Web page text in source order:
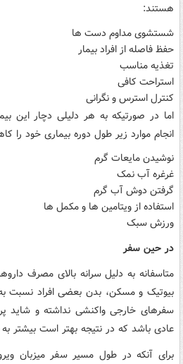
هستند:
شستشوی مداوم دست ها
حفظ فاصله از افراد بیمار
تغذیه مناسب
استراحت کافی
کنترل استرس و نگرانی
اما در صورتیکه به هر دلیلی دچار این
انجام موارد زیر طول دوره بیماری خود را
نوشیدن مایعات گرم
غرغره آب نمک
گرفتن دوش آب گرم
استفاده از ویتامین ها و مکمل ها
ورزش سبک
در حین سفر
متاسفانه به دلیل سرانه بالای مصرف
بیوتیک و مسکن، بدن بعضی افراد نسبت
سفرهای خارجی واکنشی نداشته و شاید
عادی باشد که در نتیجه بهتر است بیشتر
برای آنکه در طول مسیر سفر میزبان